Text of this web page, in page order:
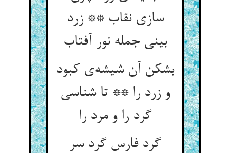
سازی نقاب ** زرد
بشکن آن شیشه‌‌ی کبود
و زرد را ** تا شناسی
گرد را و مرد را
گرد فارس گرد سر